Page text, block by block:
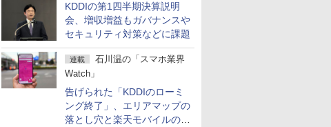
KDDIの第1四半期決算説明
会、増収増益もガバナンスや
セキュリティ対策などに課題
連載
石川温の「スマホ業界
Watch」
告げられた「KDDIのローミ
ング終了」、エリアマップの
落とし穴と楽天モバイルの課